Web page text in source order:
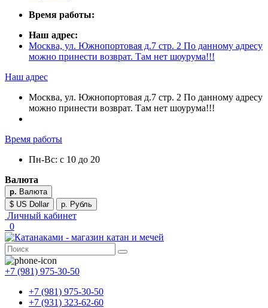
Время работы:
Наш адрес:
Москва, ул. Южнопортовая д.7 стр. 2 По данному адресу
можно принести возврат. Там нет шоурума!!!
Наш адрес
Москва, ул. Южнопортовая д.7 стр. 2 По данному адресу
можно принести возврат. Там нет шоурума!!!
Время работы
Пн-Вс: с 10 до 20
Валюта
р. Валюта
$ US Dollar
р. Рубль
Личный кабинет
0
+7 (981) 975-30-50
+7 (981) 975-30-50
+7 (931) 323-62-60